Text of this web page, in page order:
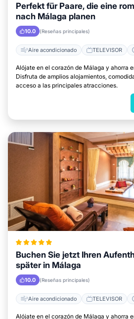
Perfekt für Paare, die eine
nach Málaga planen
10.0 (Reseñas principales)
Aire acondicionado TELEVISOR
Alójate en el corazón de Málaga y ahorra
Disfruta de amplios alojamientos,
acceso a las principales atracciones.
Buchen Sie jetzt Ihren
später in Málaga
10.0 (Reseñas principales)
Aire acondicionado TELEVISOR
Alójate en el corazón de Málaga y ahorra